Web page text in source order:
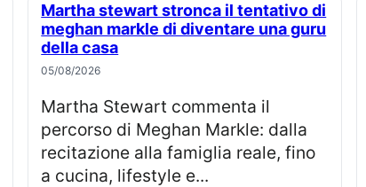
Martha stewart stronca il tentativo di
meghan markle di diventare una guru
della casa
05/08/2026
Martha Stewart commenta il
percorso di Meghan Markle: dalla
recitazione alla famiglia reale, fino
a cucina, lifestyle e...